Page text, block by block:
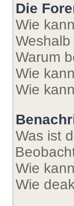
Die
Wie
Warum
Wie
Wie
Was ist
Wie
Wie